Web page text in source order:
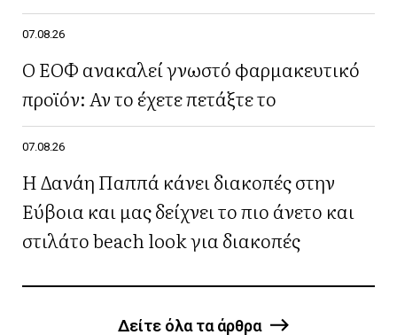
07.08.26
Ο ΕΟΦ ανακαλεί γνωστό φαρμακευτικό
προϊόν: Αν το έχετε πετάξτε το
07.08.26
Η Δανάη Παππά κάνει διακοπές στην
Εύβοια και μας δείχνει το πιο άνετο και
στιλάτο beach look για διακοπές
Δείτε όλα τα άρθρα